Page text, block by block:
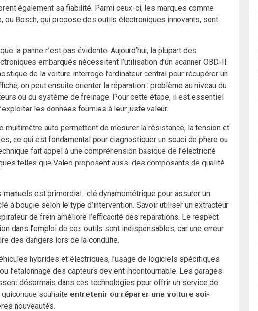
également sa fiabilité. Parmi ceux-ci, les marques comme
ou Bosch, qui propose des outils électroniques innovants, sont
la panne n’est pas évidente. Aujourd’hui, la plupart des
embarqués nécessitent l’utilisation d’un scanner OBD-II.
de la voiture interroge l’ordinateur central pour récupérer un
on peut ensuite orienter la réparation : problème au niveau du
ou du système de freinage. Pour cette étape, il est essentiel
les données fournies à leur juste valeur.
multimètre auto permettent de mesurer la résistance, la tension et
ce qui est fondamental pour diagnostiquer un souci de phare ou
fait appel à une compréhension basique de l’électricité
telles que Valeo proposent aussi des composants de qualité
est primordial : clé dynamométrique pour assurer un
à bougie selon le type d’intervention. Savoir utiliser un extracteur
de frein améliore l’efficacité des réparations. Le respect
dans l’emploi de ces outils sont indispensables, car une erreur
des dangers lors de la conduite.
hybrides et électriques, l’usage de logiciels spécifiques
l’étalonnage des capteurs devient incontournable. Les garages
désormais dans ces technologies pour offrir un service de
souhaite entretenir ou réparer une voiture soi-
nouveautés.